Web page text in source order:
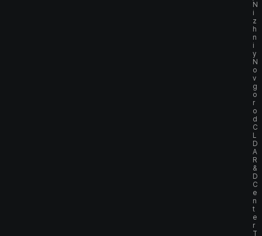
N
i
z
h
n
i
y
N
o
v
g
o
r
o
d
C
L
D
A
R
&
D
C
e
n
t
e
r
T